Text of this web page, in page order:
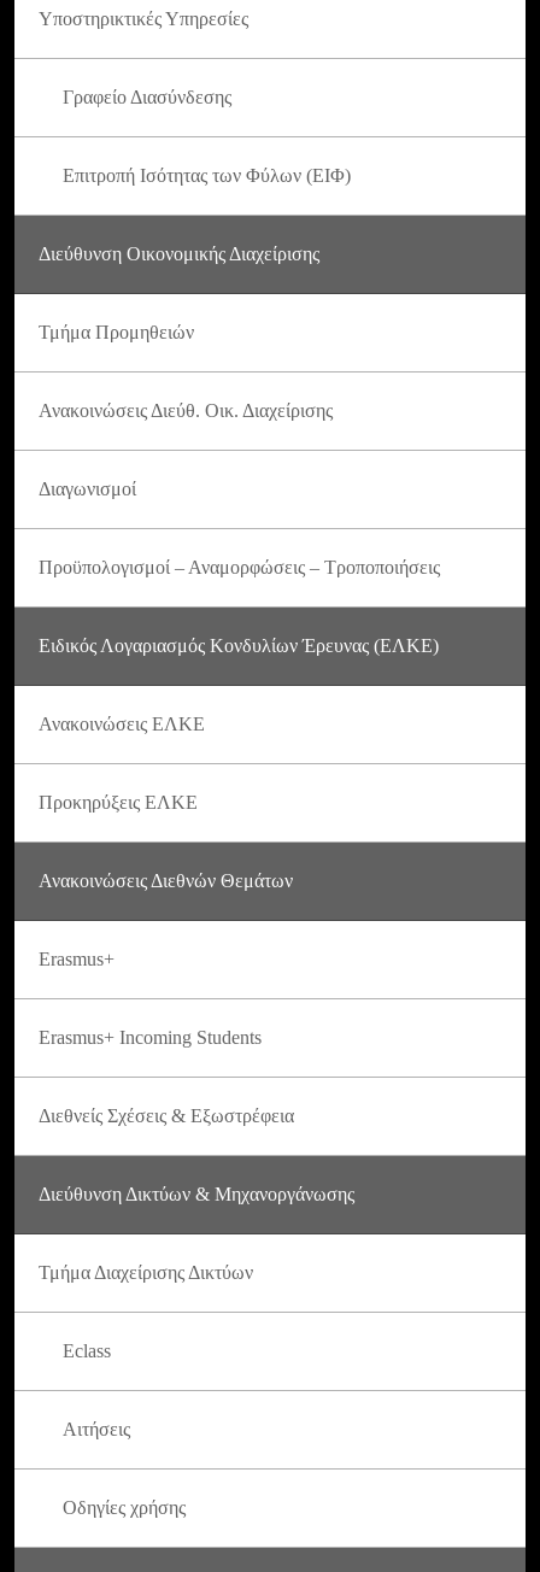
Υποστηρικτικές Υπηρεσίες
Γραφείο Διασύνδεσης
Επιτροπή Ισότητας των Φύλων (ΕΙΦ)
Διεύθυνση Οικονομικής Διαχείρισης
Τμήμα Προμηθειών
Ανακοινώσεις Διεύθ. Οικ. Διαχείρισης
Διαγωνισμοί
Προϋπολογισμοί – Αναμορφώσεις – Τροποποιήσεις
Ειδικός Λογαριασμός Κονδυλίων Έρευνας (ΕΛΚΕ)
Ανακοινώσεις ΕΛΚΕ
Προκηρύξεις ΕΛΚΕ
Ανακοινώσεις Διεθνών Θεμάτων
Erasmus+
Erasmus+ Incoming Students
Διεθνείς Σχέσεις & Εξωστρέφεια
Διεύθυνση Δικτύων & Μηχανοργάνωσης
Τμήμα Διαχείρισης Δικτύων
Eclass
Αιτήσεις
Οδηγίες χρήσης